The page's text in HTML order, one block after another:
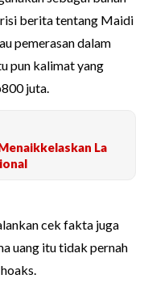
berita tentang Maidi
pemerasan dalam
pun kalimat yang
juta.
La
cek fakta juga
uang itu tidak pernah